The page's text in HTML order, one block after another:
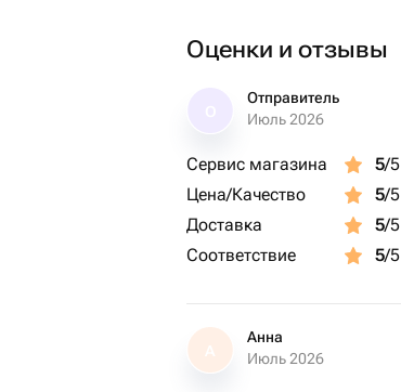
Оценки и отзывы
Отправитель
Июль 2026
Сервис магазина 5/5
Цена/Качество
5/5
Доставка
5/5
Соответствие
5/5
А
Анна
Июль 2026